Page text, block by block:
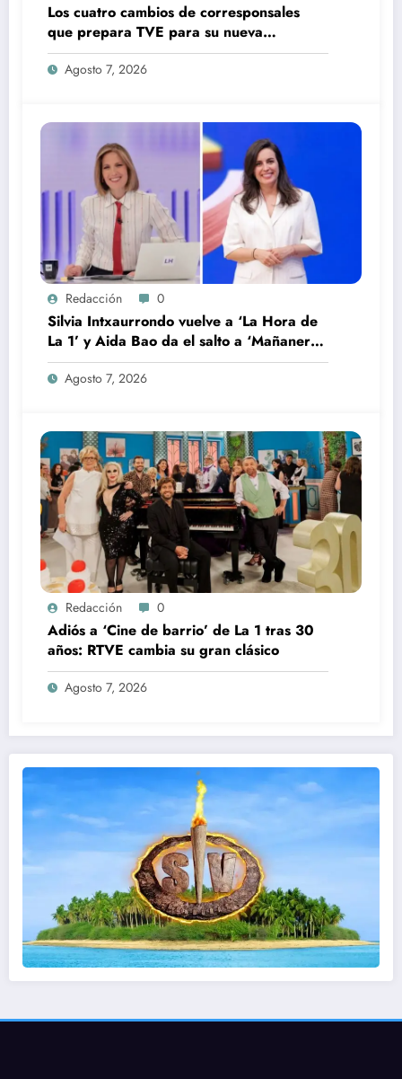
Los cuatro cambios de corresponsales
que prepara TVE para su nueva
temporada
Agosto 7, 2026
Redacción 0
Silvia Intxaurrondo vuelve a ‘La Hora de
La 1’ y Aida Bao da el salto a ‘Mañaneros
360’
Agosto 7, 2026
Redacción 0
Adiós a ‘Cine de barrio’ de La 1 tras 30
años: RTVE cambia su gran clásico
Agosto 7, 2026